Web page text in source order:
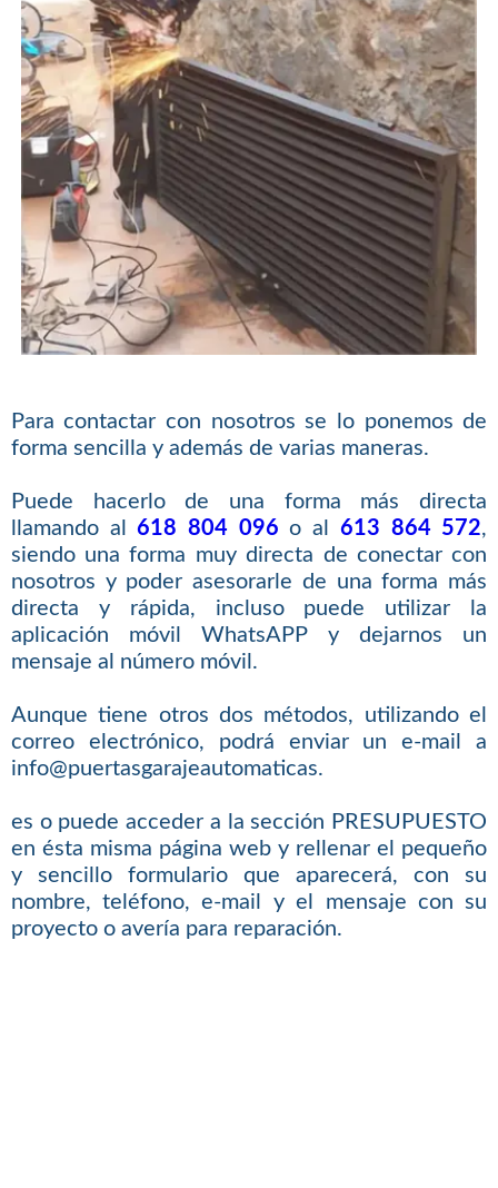
Para contactar con nosotros se lo ponemos de
forma sencilla y además de varias maneras.
Puede hacerlo de una forma más directa
llamando al618 804 096 o al 613 864 572,
siendo una forma muy directa de conectar con
nosotros y poder asesorarle de una forma más
directa y rápida, incluso puede utilizar la
aplicación móvil WhatsAPP y dejarnos un
mensaje al número móvil.
Aunque tiene otros dos métodos, utilizando el
correo electrónico, podrá enviar un e-mail a
info@puertasgarajeautomaticas.
es o puede acceder a la sección PRESUPUESTO
en ésta misma página web y rellenar el pequeño
y sencillo formulario que aparecerá, con su
nombre, teléfono, e-mail y el mensaje con su
proyecto o avería para reparación.